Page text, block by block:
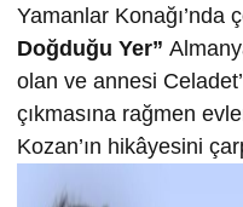
Yamanlar Konağı’nda
Doğduğu Yer”
olan ve annesi
çıkmasına rağmen
Kozan’ın hikâyesini